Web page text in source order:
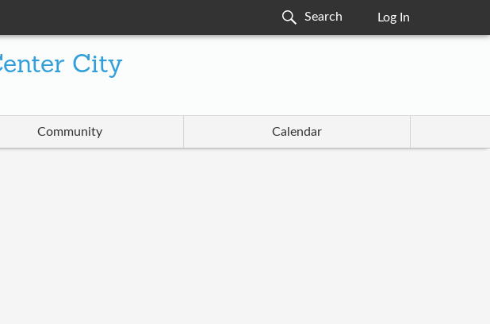
Log In
City
Community Calendar